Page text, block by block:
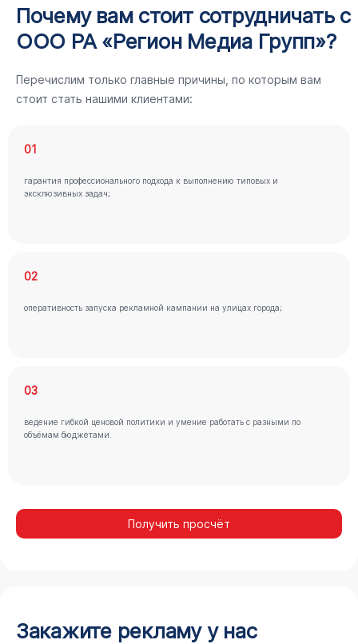
Почему вам стоит сотрудничать с
ООО РА «Регион Медиа Групп»?
Перечислим только главные причины, по которым вам
стоит стать нашими клиентами:
01
гарантия профессионального подхода к выполнению типовых и
эксклюзивных задач;
02
оперативность запуска рекламной кампании на улицах города;
03
ведение гибкой ценовой политики и умение работать с разными по
объёмам бюджетами.
Получить просчёт
Закажите рекламу у нас